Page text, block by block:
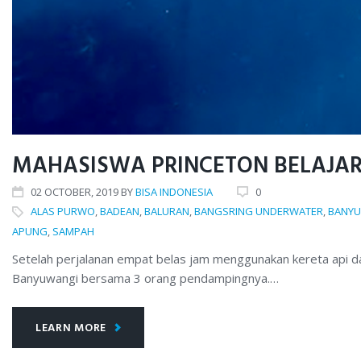
MAHASISWA PRINCETON
02OCTOBER, 2019 BYBISA INDONESIA
0
ALAS PURWO,BADEAN,BALURAN,BANGSRING UNDERWATER,
APUNG, SAMPAH
Setelah perjalanan empat belas jam menggunakan kereta api
Banyuwangi bersama 3 orang pendampingnya.…
LEARN MORE